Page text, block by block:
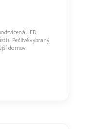
LED
Pečlivě vybraný
domov.